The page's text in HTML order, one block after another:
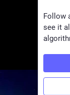
Follow
see it